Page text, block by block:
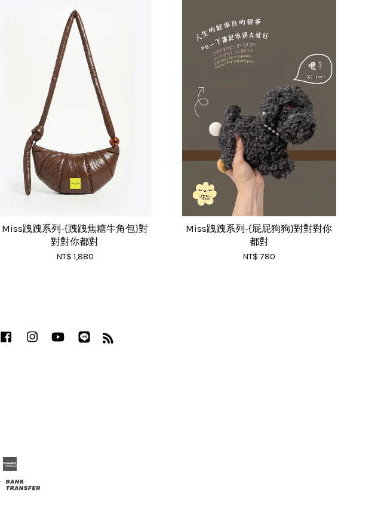
Miss跩跩系列-{跩跩焦糖牛角包}對
對對你都對
NT$ 1,880
Miss跩跩系列-{屁屁狗狗}對對對你
都對
NT$ 780
Facebook InstagramYouTube Line
Master